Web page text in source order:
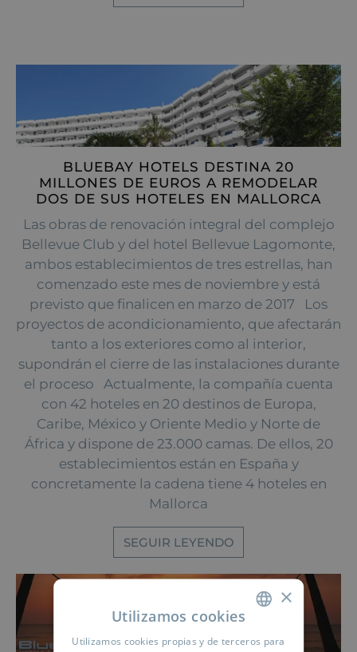
BLUEBAY HOTELS DESTINA 20
MILLONES DE EUROS A REMODELAR
DOS DE SUS HOTELES EN MALLORCA
Las obras de renovación integral del complejo
Bellevue Club y del hotel Bellevue Lagomonte,
ambos establecimientos de tres estrellas, han
comenzado este mes de noviembre y está
previsto que finalicen en marzo de 2017 Los
proyectos de acondicionamiento, que afectarán
tanto a los exteriores como al interior,
supondrán el cierre de las instalaciones durante
el proceso Actualmente, la compañía cuenta
con 42 hoteles en 20 destinos de Europa,
Caribe, México y Oriente Medio y Norte de
África y dispone de 23.000 camas. De ellos, 20
establecimientos están en España y
concretamente la cadena tiene 4 hoteles en
Mallorca
SEGUIR LEYENDO
SPANISH
×
Utilizamos cookies
Utilizamos cookies propias y de terceros para